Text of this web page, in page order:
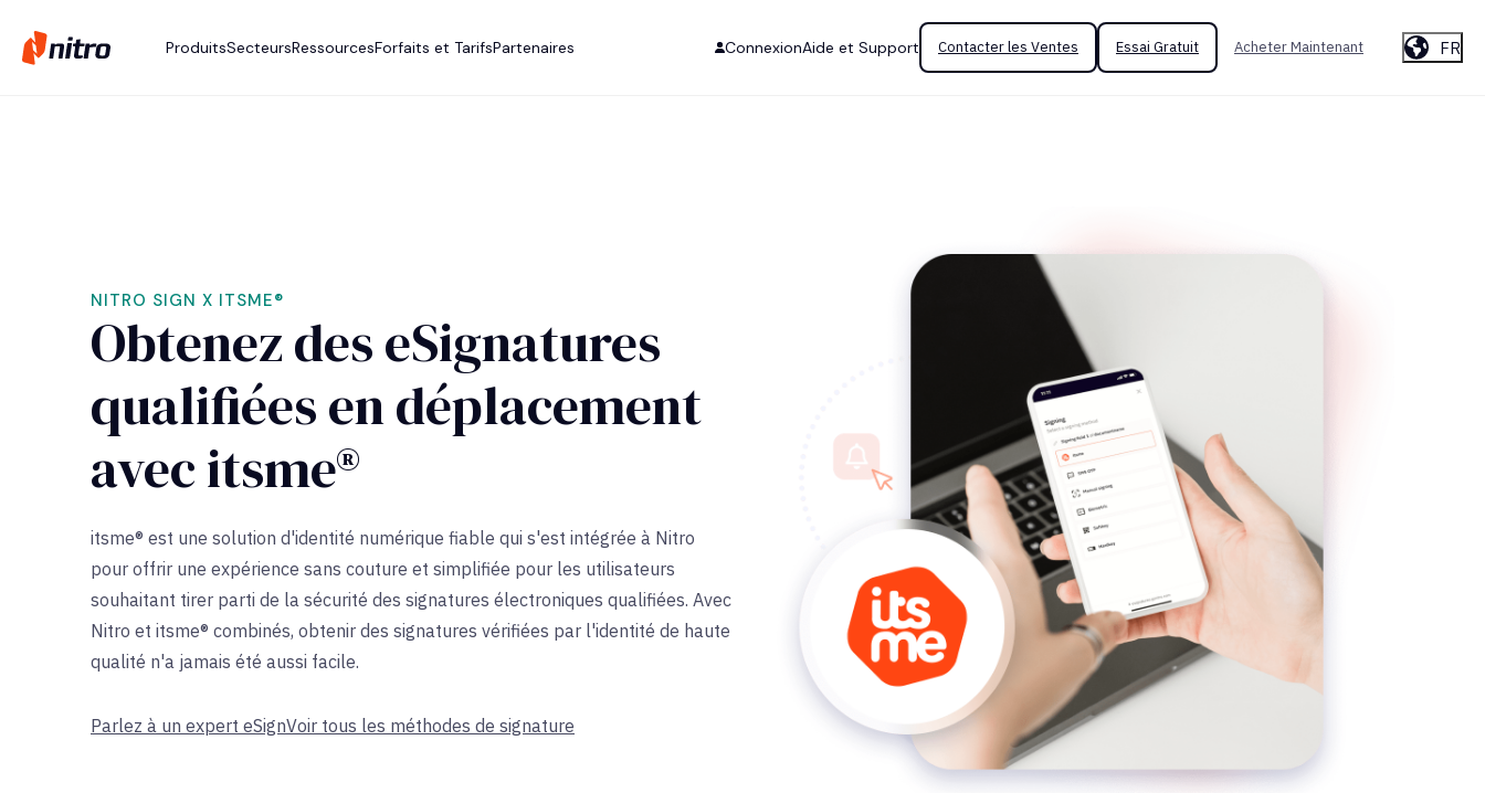
ProduitsSecteursRessourcesForfaits et TarifsPartenaires ConnexionAide et Support Contacter les Ventes Essai Gratuit Acheter Maintenant FR
NITRO SIGN X ITSME®
Obtenez des eSignatures
qualifiées en déplacement
avec itsme®
itsme® est une solution d'identité numérique fiable qui s'est intégrée à Nitro
pour offrir une expérience sans couture et simplifiée pour les utilisateurs
souhaitant tirer parti de la sécurité des signatures électroniques qualifiées. Avec
Nitro et itsme® combinés, obtenir des signatures vérifiées par l'identité de haute
qualité n'a jamais été aussi facile.
Parlez à un expert eSignVoir tous les méthodes de signature